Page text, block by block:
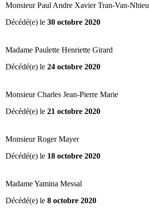
Monsieur Paul Andre Xavier Tran-Van-Nhieu
Décédé(e) le 30 octobre 2020
Madame Paulette Henriette Girard
Décédé(e) le 24 octobre 2020
Monsieur Charles Jean-Pierre Marie
Décédé(e) le 21 octobre 2020
Monsieur Roger Mayer
Décédé(e) le 18 octobre 2020
Madame Yamina Messal
Décédé(e) le 8 octobre 2020